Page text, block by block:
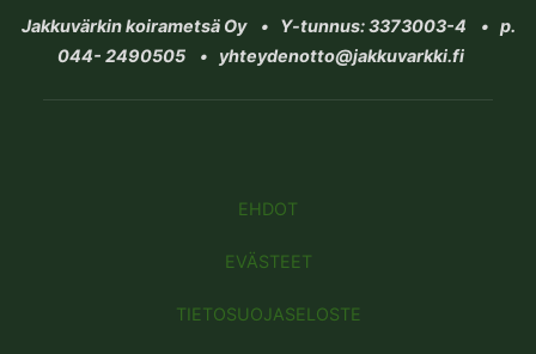
Jakkuvärkin koirametsä Oy • Y-tunnus: 3373003-4 • p.
044- 2490505 • yhteydenotto@jakkuvarkki.fi
EHDOT
EVÄSTEET
TIETOSUOJASELOSTE